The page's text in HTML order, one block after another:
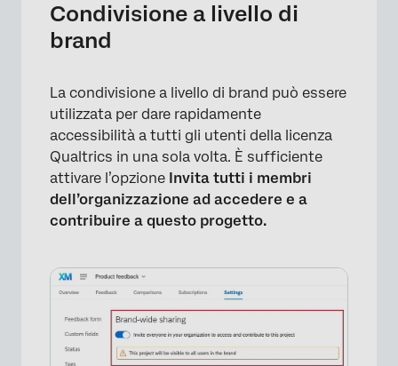
Condivisione a livello di
brand
La condivisione a livello di brand può essere
utilizzata per dare rapidamente
accessibilità a tutti gli utenti della licenza
Qualtrics in una sola volta. È sufficiente
attivare l’opzione Invita tutti i membri
dell’organizzazione ad accedere e a
contribuire a questo progetto.